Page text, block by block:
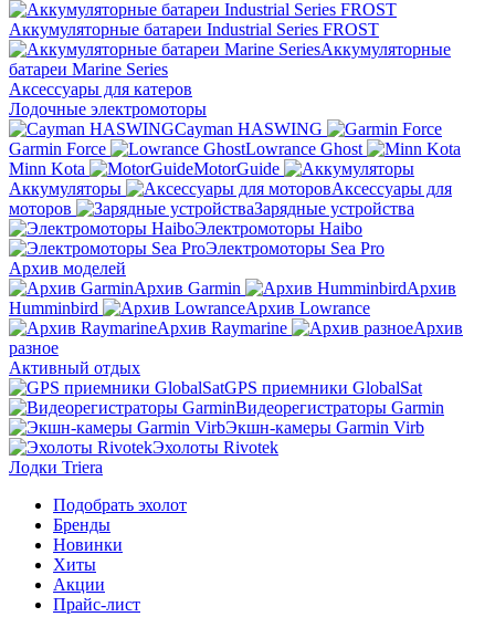
Аккумуляторные батареи Industrial Series FROST
Аккумуляторные
батареи Marine Series
Аксессуары для катеров
Лодочные электромоторы
Cayman HASWING
Garmin Force
Lowrance Ghost
Minn Kota
MotorGuide
Аккумуляторы
Аксессуары для
моторов
Зарядные устройства
Электромоторы Haibo
Электромоторы Sea Pro
Архив моделей
Архив Garmin
Архив
Humminbird
Архив Lowrance
Архив Raymarine
Архив
разное
Активный отдых
GPS приемники GlobalSat
Видеорегистраторы Garmin
Экшн-камеры Garmin Virb
Эхолоты Rivotek
Лодки Triera
Подобрать эхолот
Бренды
Новинки
Хиты
Акции
Прайс-лист